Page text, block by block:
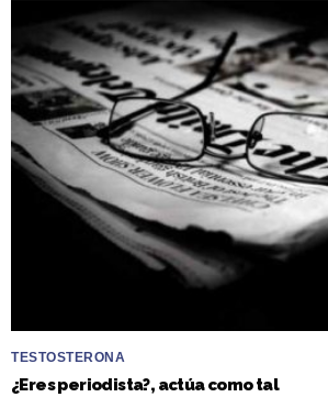
TESTOSTERONA
¿Eres periodista?, actúa como tal